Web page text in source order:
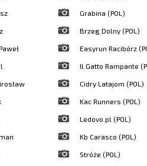
Grabina (POL)
Brzeg Dolny (POL)
Easyrun Racibórz
Il Gatto Rampante
Cidry Latajom (POL)
Kac Runners (POL)
Ledovo.pl (POL)
Kb Carasco (POL)
Stróże (POL)